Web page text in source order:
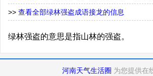
>> 查看全部绿林强盗成语接龙的信息
绿林强盗的意思是指山林的强盗。
河南天气生活圈 为您提供在